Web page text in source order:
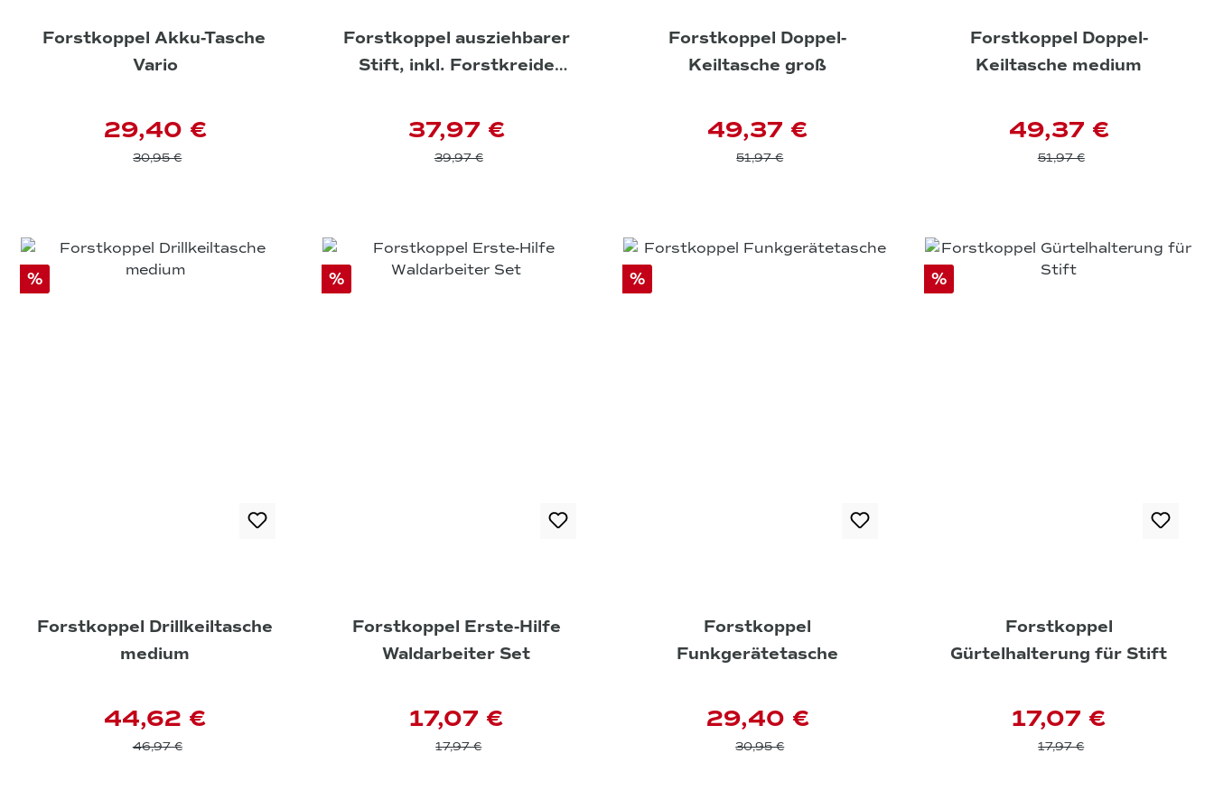
Forstkoppel Akku-Tasche
Vario
29,40 €
30,95 €
Forstkoppel ausziehbarer
Stift, inkl. Forstkreide
37,97 €
39,97 €
Forstkoppel Doppel-
Keiltasche groß
49,37 €
51,97 €
Forstkoppel Doppel-
Keiltasche medium
49,37 €
51,97 €
%
Forstkoppel Drillkeiltasche
medium
44,62 €
46,97 €
%
Forstkoppel Erste-Hilfe
Waldarbeiter Set
17,07 €
17,97 €
%
Forstkoppel
Funkgerätetasche
29,40 €
30,95 €
%
Forstkoppel
Gürtelhalterung für Stift
17,07 €
17,97 €